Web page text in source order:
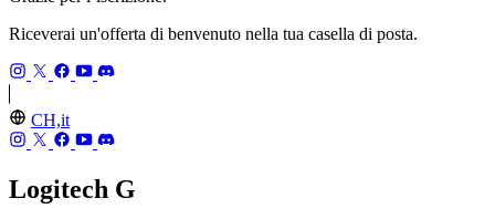
Riceverai un'offerta di benvenuto nella tua casella di posta.
CH,it
Logitech G